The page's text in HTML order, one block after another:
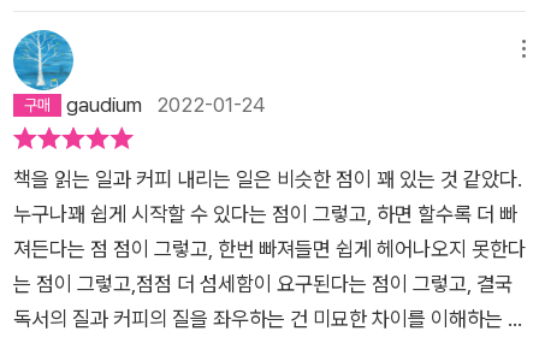
다.책이 우리를 다른 사람들 앞이나 위에 서게 해주지는 않지만
대신, 곁에 서게 도와주는 것 같아요. 그리고 책은 기억에 남는 것
이 아니라 몸에 남는다. 기억 너머의 기억에 남는다.♡ 꽉막힌 나
를 다른 사람 곁에 설 수 있게 책이 도와준다는 말이 절실하게 와
닿았다. 계속 계속 그런 방향이기를 바라게 된다. ​​♡ 단추 구멍부
터 마련해두고 단추를 만들게 자리를 내어주는 사람, 아구~~ 멀
어 보이는데, 나도 될 수 있을까 ~~ 내 단추 구멍 찾느라 늘 버거
운 나를 친절하게 나무라고 알려주는 고마운 멘토였다. 그래서 좋
은 사람이 되고 싶게 하는 휴남동 서점이었다.마땅히 해야 하는
일들에서 벗어나면 어떤 일을 하며 살게 될지 궁금했다 자신의 일
는지, 화음이 좋은 시기를 보내고 있는지 그저 묵묵히 따뜻한 불
빛으로 나를 기다려준다. 어쩌면 우리가 바라는 진짜 행복은 그렇
게 말없이 기다려주는 누군가를 만나는 하루를 보내는 것일지 않
을까. 그렇게 정성들여 만든 하루들이 모여 우리의 일상을 적지
않게 채워간다면 성공과 성취라는 목표와는 무관하게 나를 의미
있는 존재로 인정하게 되지 않을까 싶다. “책을 읽으면 세상을 보
는 눈이 밝아진다고 하잖아요. 밝아진 눈으로 세상을 더 잘 이해
하게 되고요. 세상을 이해하게 되면 강해져요. 바로 이 강해지는
면과 성공을 연결하는 사람들이 있는 것 같아요. 그런데 강해질
산다는 게 도대체 무슨 뜻이죠? 현재에 산다는 건 지금 내가 하고
있는 그 행위에 온 마음을 다해 집중한다는 걸 말해요. 숨을 쉴 땐
들숨 날숨에만 집중하고, 걸을 땐 걷기에만 집중하고, 달릴 땐 달
리기에만, 한 번에 한 가지에만 집중하기.” 작년에 출퇴근이 힘들
았다. 책도 제대로 읽지 못했다. 머리가 텅 빈 느낌이다. 올해 목
표는 월 3권 이상의 책을 정독하고 독서 모임도 다시 시작할 계획
이다. 나를 성장시키는 일이 있고, 좋은 사람들과 의미 있는 대화
를 하면서 조금씩 채워가면 어제보다는 성장해 있겠지. 퇴직 후에
서점을 운영하는 것보다 하루 세 시간만 북큐레이터와 바리스타
가. 휴남동 서점, 단골 서점으로 삼고 싶을 만큼 좋은데 오디오 북
으로 듣던 사람들의 생각도 그랬는지 많은 사람들의 요청으로 종
이책으로도 출간되었다. 나도 소장하고 싶어서 오디오 북 중간을
넘어설 때쯤에 구매했는데 마침 여름 에디션. 이렇게 순하고 깔끔
한 소설, 참 반가웠다.
게 읽는 사람도 꽤 된다. 그들 중에는 서점을 차리는 것이 하나의
소원이다. 직장을 때려치고 서점을 차린다는 것은 단순히 낭만적
인 일은 아니다. 어디까지나 사업이다. 사업이란 먹고 살 수 있어
야 지속 가능하다. 독립서점이 코로나와 함께 사람들의 발길이 뜸
로 안다. 인터넷 서점만 매출이 늘어난 걸로 안다. 서점은 공간에
있을 뿐이다. 자리를 차지하고 있다.서점은 사람들이 찾아와야 의
미가 있다. 사람들이 와서 책을 구매해야 서점은 운영된다. 이를
위해서 다양한 서점이 여러 이벤트를 한다. 독서모임을 지원하거
나, 작가와 만남을 추진한다. 다양한 이벤트를 통해 사람들을 불
gaudium 2022-01-24
책을 읽는 일과 커피 내리는 일은 비슷한 점이 꽤 있는 것 같았다.
누구나꽤 쉽게 시작할 수 있다는 점이 그렇고, 하면 할수록 더 빠
져든다는 점 점이 그렇고, 한번 빠져들면 쉽게 헤어나오지 못한다
는 점이 그렇고,점점 더 섬세함이 요구된다는 점이 그렇고, 결국
독서의 질과 커피의 질을 좌우하는 건 미묘한 차이를 이해하는 데